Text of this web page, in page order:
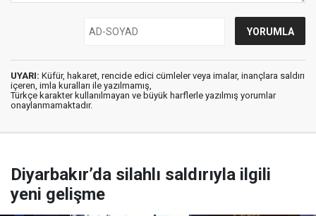
UYARI: Küfür, hakaret, rencide edici cümleler veya imalar, inançlara saldırı
içeren, imla kuralları ile yazılmamış,
Türkçe karakter kullanılmayan ve büyük harflerle yazılmış yorumlar
onaylanmamaktadır.
Diyarbakır’da silahlı saldırıyla ilgili
yeni gelişme